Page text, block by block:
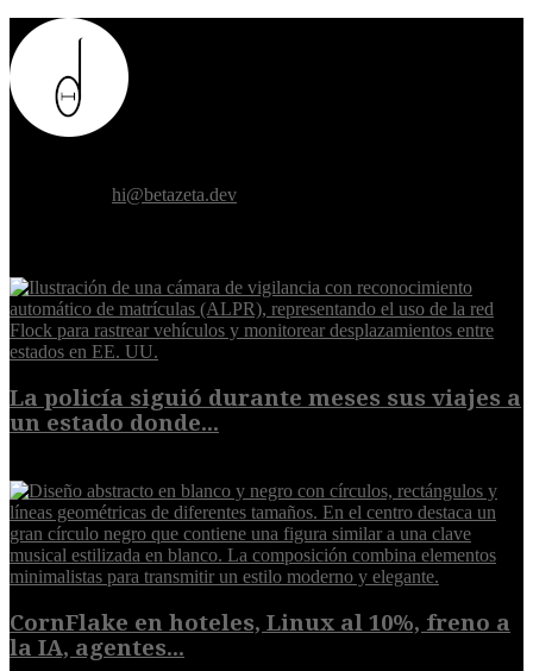
hi@betazeta.dev
La policía siguió durante meses sus viajes a
un estado donde...
CornFlake en hoteles, Linux al 10%, freno a
la IA, agentes...